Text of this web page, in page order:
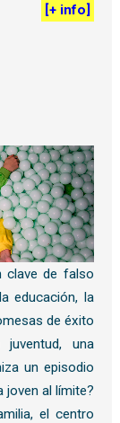
[+ info]
clave de falso
educación, la
de éxito
una
un episodio
joven al límite?
el centro